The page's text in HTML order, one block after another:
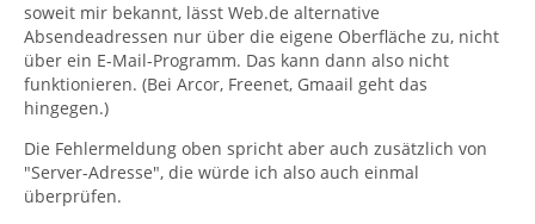
soweit mir bekannt, lässt Web.de alternative
Absendeadressen nur über die eigene Oberfläche zu, nicht
über ein E-Mail-Programm. Das kann dann also nicht
funktionieren. (Bei Arcor, Freenet, Gmaail geht das
hingegen.)
Die Fehlermeldung oben spricht aber auch zusätzlich von
"Server-Adresse", die würde ich also auch einmal
überprüfen.